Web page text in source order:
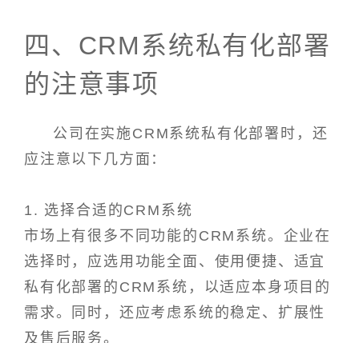
四、CRM系统私有化部署
的注意事项
公司在实施CRM系统私有化部署时，还
应注意以下几方面：
1. 选择合适的CRM系统
市场上有很多不同功能的CRM系统。企业在
选择时，应选用功能全面、使用便捷、适宜
私有化部署的CRM系统，以适应本身项目的
需求。同时，还应考虑系统的稳定、扩展性
及售后服务。